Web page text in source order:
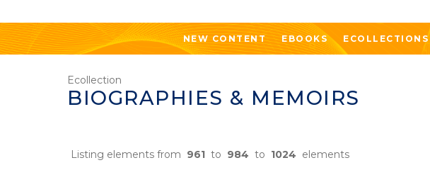
NEW CONTENT EBOOKS ECOLLECTIONS
Ecollection
BIOGRAPHIES & MEMOIRS
Listing elements from 961 to 984 to 1024 elements